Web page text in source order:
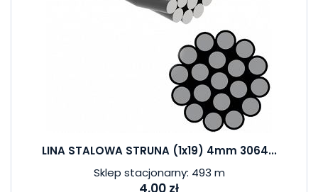
LINA STALOWA STRUNA (1x19) 4mm 3064...
Sklep stacjonarny: 493 m
4,00 zł